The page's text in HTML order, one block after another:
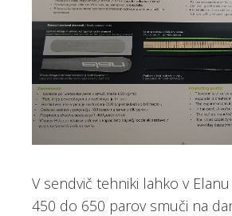
V sendvič tehniki lahko v
450 do 650 parov smuči na